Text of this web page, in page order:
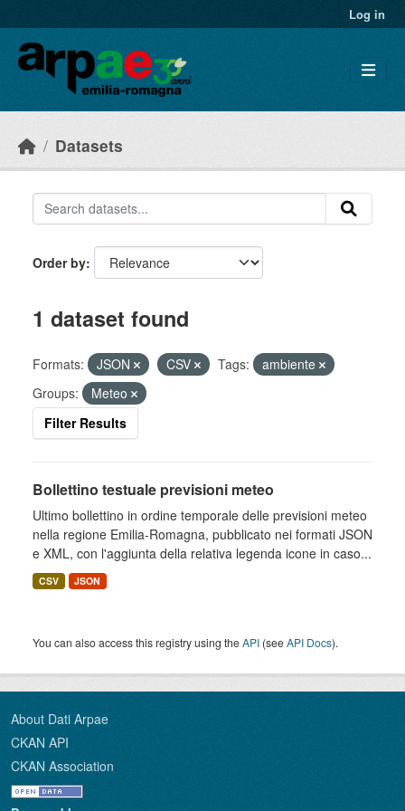
Log in
Datasets
Order by
1 dataset found
Formats: JSON CSV Tags:
ambiente
Groups:
Meteo
Filter Results
Bollettino testuale previsioni meteo
Ultimo bollettino in ordine temporale delle previsioni meteo
nella regione Emilia-Romagna, pubblicato nei formati JSON
e XML, con l'aggiunta della relativa legenda icone in caso...
CSV JSON
You can also access this registry using theAPI (seeAPI Docs).
About Dati Arpae
CKAN API
CKAN Association